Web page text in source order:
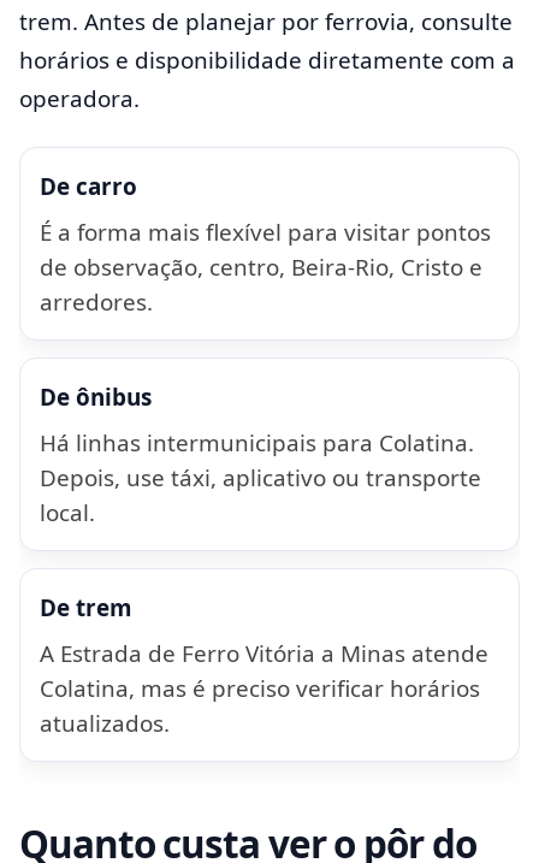
trem. Antes de planejar por ferrovia, consulte
horários e disponibilidade diretamente com a
operadora.
De carro
É a forma mais flexível para visitar pontos
de observação, centro, Beira-Rio, Cristo e
arredores.
De ônibus
Há linhas intermunicipais para Colatina.
Depois, use táxi, aplicativo ou transporte
local.
De trem
A Estrada de Ferro Vitória a Minas atende
Colatina, mas é preciso verificar horários
atualizados.
Quanto custa ver o pôr do